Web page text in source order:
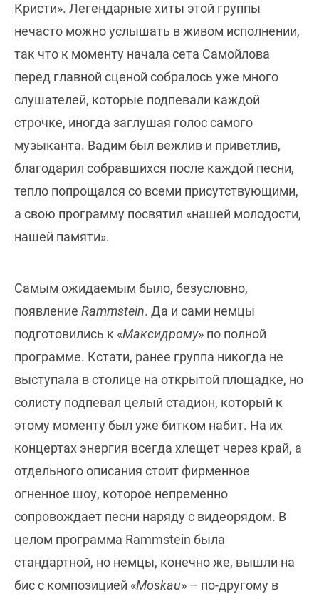
Кристи». Легендарные хиты этой группы
нечасто можно услышать в живом исполнении,
так что к моменту начала сета Самойлова
перед главной сценой собралось уже много
слушателей, которые подпевали каждой
строчке, иногда заглушая голос самого
музыканта. Вадим был вежлив и приветлив,
благодарил собравшихся после каждой песни,
тепло попрощался со всеми присутствующими,
а свою программу посвятил «нашей молодости,
нашей памяти».
Самым ожидаемым было, безусловно,
появление Rammstein. Да и сами немцы
подготовились к «Максидрому» по полной
программе. Кстати, ранее группа никогда не
выступала в столице на открытой площадке, но
солисту подпевал целый стадион, который к
этому моменту был уже битком набит. На их
концертах энергия всегда хлещет через край, а
отдельного описания стоит фирменное
огненное шоу, которое непременно
сопровождает песни наряду с видеорядом. В
целом программа Rammstein была
стандартной, но немцы, конечно же, вышли на
бис с композицией «Moskau» – по-другому в